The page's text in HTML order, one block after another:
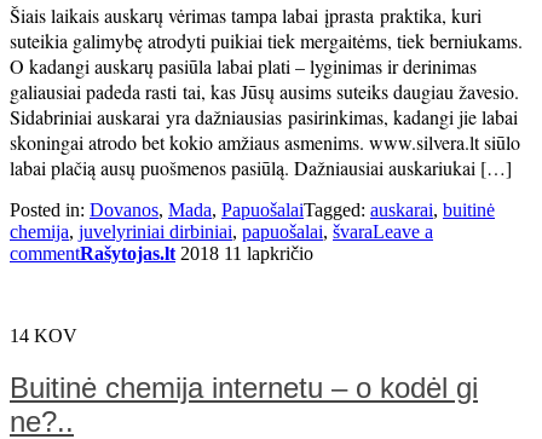
Šiais laikais auskarų vėrimas tampa labai įprasta praktika, kuri
suteikia galimybę atrodyti puikiai tiek mergaitėms, tiek berniukams.
O kadangi auskarų pasiūla labai plati – lyginimas ir derinimas
galiausiai padeda rasti tai, kas Jūsų ausims suteiks daugiau žavesio.
Sidabriniai auskarai yra dažniausias pasirinkimas, kadangi jie labai
skoningai atrodo bet kokio amžiaus asmenims. www.silvera.lt siūlo
labai plačią ausų puošmenos pasiūlą. Dažniausiai auskariukai […]
Posted in: Dovanos, Mada, PapuošalaiTagged: auskarai, buitinė
chemija, juvelyriniai dirbiniai, papuošalai, švaraLeave a
commentRašytojas.lt 2018 11 lapkričio
14 KOV
Buitinė chemija internetu – o kodėl gi
ne?..